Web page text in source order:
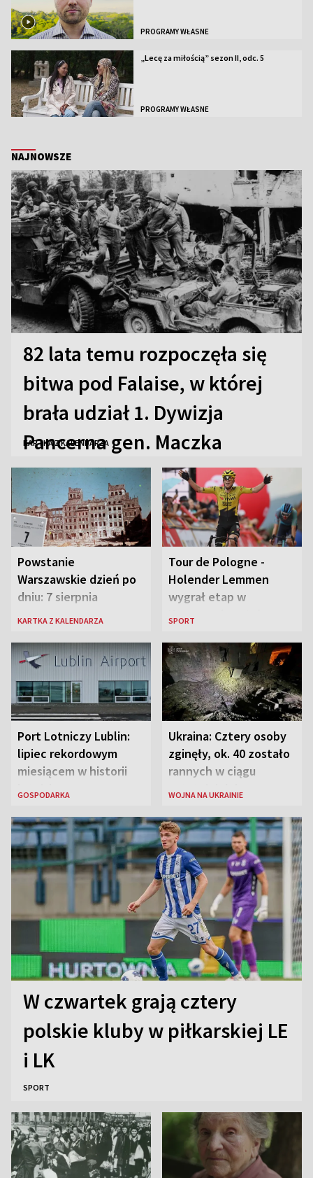
PROGRAMY WŁASNE
„Lecę za miłością” sezon II, odc. 5
PROGRAMY WŁASNE
NAJNOWSZE
82 lata temu rozpoczęła się
bitwa pod Falaise, w której
brała udział 1. Dywizja
Pancerna gen. Maczka
KARTKA Z KALENDARZA
Powstanie
Warszawskie dzień po
dniu: 7 sierpnia
KARTKA Z KALENDARZA
Tour de Pologne -
Holender Lemmen
wygrał etap w
Karpaczu i został
SPORT
Port Lotniczy Lublin:
lipiec rekordowym
miesiącem w historii
lotniska
GOSPODARKA
Ukraina: Cztery osoby
zginęły, ok. 40 zostało
rannych w ciągu
ostatniej doby w
WOJNA NA UKRAINIE
W czwartek grają cztery
polskie kluby w piłkarskiej LE
i LK
SPORT